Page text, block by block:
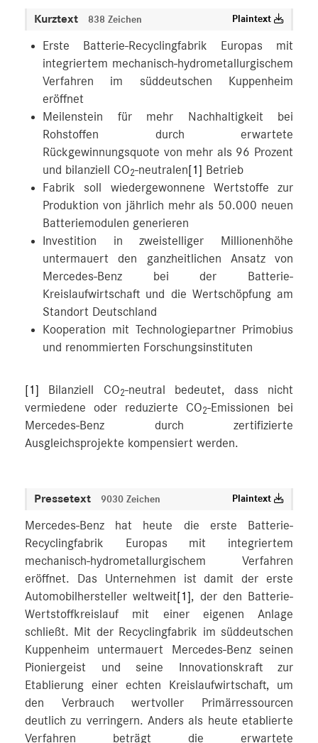
Kurztext 838 Zeichen Plaintext
Erste Batterie-Recyclingfabrik Europas mit
integriertem mechanisch-hydrometallurgischem
Verfahren im süddeutschen Kuppenheim
eröffnet
Meilenstein für mehr Nachhaltigkeit bei
Rohstoffen durch erwartete
Rückgewinnungsquote von mehr als 96 Prozent
und bilanziell CO2-neutralen[1] Betrieb
Fabrik soll wiedergewonnene Wertstoffe zur
Produktion von jährlich mehr als 50.000 neuen
Batteriemodulen generieren
Investition in zweistelliger Millionenhöhe
untermauert den ganzheitlichen Ansatz von
Mercedes-Benz bei der Batterie-
Kreislaufwirtschaft und die Wertschöpfung am
Standort Deutschland
Kooperation mit Technologiepartner Primobius
und renommierten Forschungsinstituten
[1] Bilanziell CO2-neutral bedeutet, dass nicht
vermiedene oder reduzierte CO2-Emissionen bei
Mercedes-Benz durch zertifizierte
Ausgleichsprojekte kompensiert werden.
Pressetext 9030 Zeichen Plaintext
Mercedes-Benz hat heute die erste Batterie-
Recyclingfabrik Europas mit integriertem
mechanisch-hydrometallurgischem Verfahren
eröffnet. Das Unternehmen ist damit der erste
Automobilhersteller weltweit[1], der den Batterie-
Wertstoffkreislauf mit einer eigenen Anlage
schließt. Mit der Recyclingfabrik im süddeutschen
Kuppenheim untermauert Mercedes-Benz seinen
Pioniergeist und seine Innovationskraft zur
Etablierung einer echten Kreislaufwirtschaft, um
den Verbrauch wertvoller Primärressourcen
deutlich zu verringern. Anders als heute etablierte
Verfahren beträgt die erwartete